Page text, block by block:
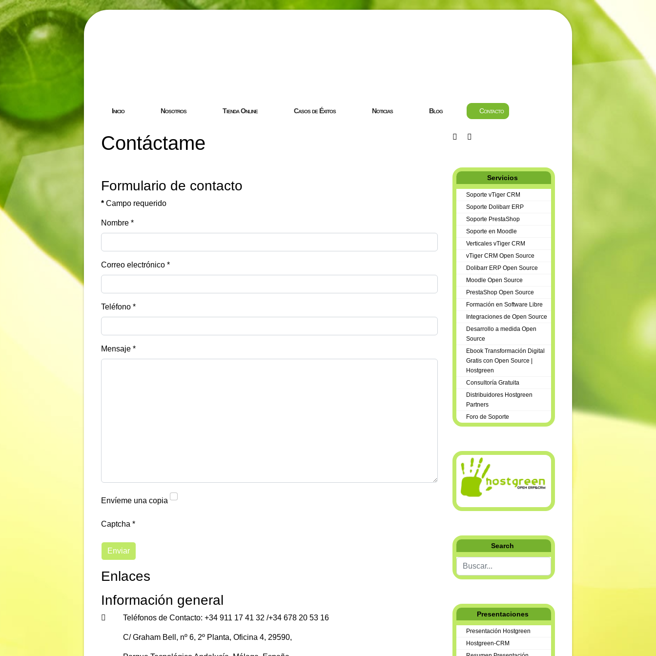
Inicio Nosotros Tienda Online Casos de Éxitos Noticias Blog Contacto
Contáctame
Formulario de contacto
* Campo requerido
Nombre *
Correo electrónico *
Teléfono *
Mensaje *
Envíeme una copia
Captcha *
Enviar
Enlaces
Información general
Información general
Teléfonos de Contacto: +34 911 17 41 32 /+34 678 20 53 16
C/ Graham Bell, nº 6, 2º Planta, Oficina 4, 29590,
Servicios
Soporte vTiger CRM
Soporte Dolibarr ERP
Soporte PrestaShop
Soporte en Moodle
Verticales vTiger CRM
vTiger CRM Open Source
Dolibarr ERP Open Source
Moodle Open Source
PrestaShop Open Source
Formación en Software Libre
Integraciones de Open Source
Desarrollo a medida Open
Source
Ebook Transformación Digital
Gratis con Open Source |
Hostgreen
Consultoría Gratuita
Distribuidores Hostgreen
Partners
Foro de Soporte
Search
Buscar...
Presentaciones
Presentación Hostgreen
Hostgreen-CRM